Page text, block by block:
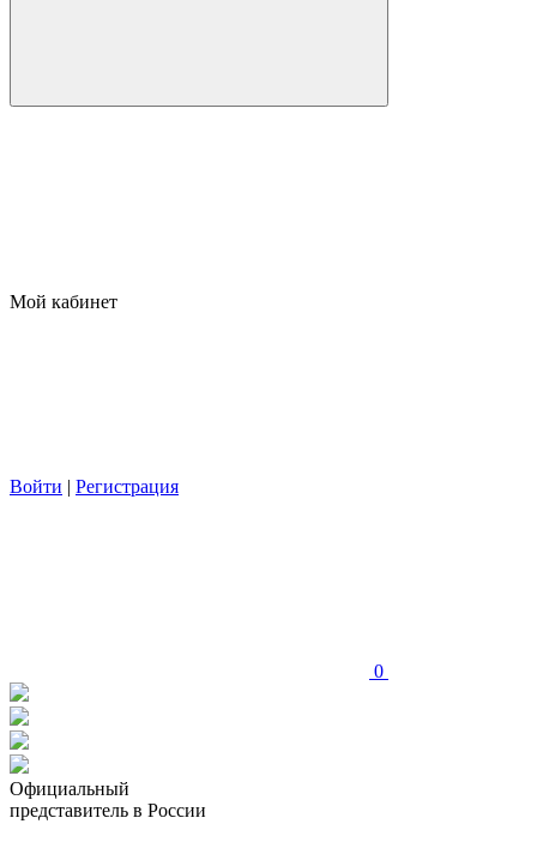
Мой кабинет
Войти | Регистрация
0
Официальный
представитель в России